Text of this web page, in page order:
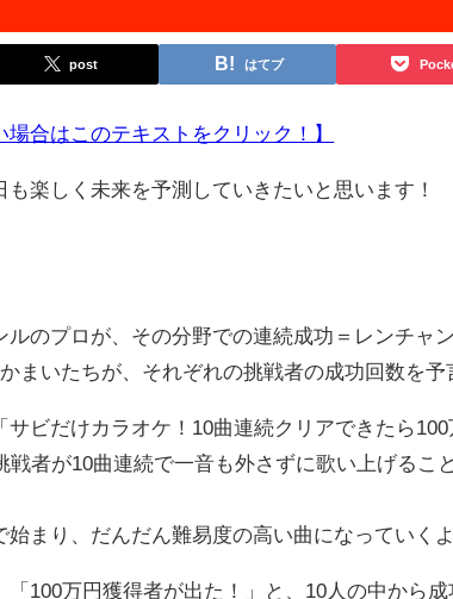
post はてブ
合はこのテキストをクリック！】
楽しく未来を予測していきたいと思います！
のプロが、その分野での連続成功＝レンチャ
まいたちが、それぞれの挑戦者の成功回数を予
ビだけカラオケ！10曲連続クリアできたら
戦者が10曲連続で一音も外さずに歌い上げるこ
まり、だんだん難易度の高い曲になっていくよ
100万円獲得者が出た！」と、10人の中から